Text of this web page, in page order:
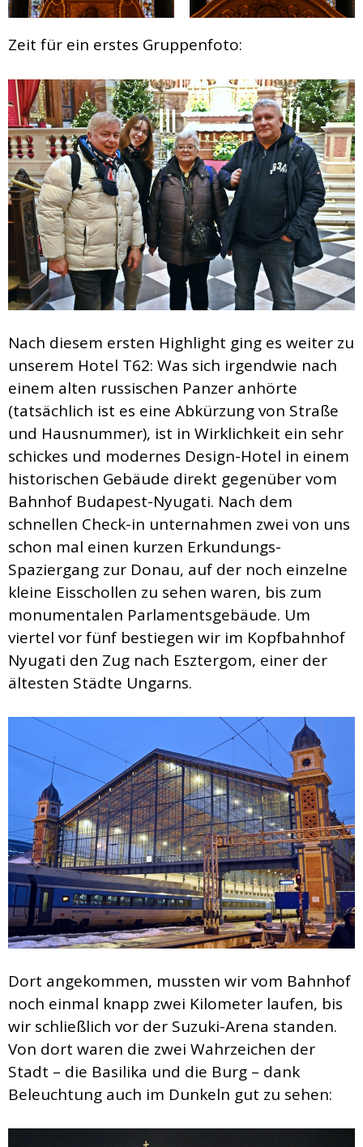
Zeit für ein erstes Gruppenfoto:
Nach diesem ersten Highlight ging es weiter zu
unserem Hotel T62: Was sich irgendwie nach
einem alten russischen Panzer anhörte
(tatsächlich ist es eine Abkürzung von Straße
und Hausnummer), ist in Wirklichkeit ein sehr
schickes und modernes Design-Hotel in einem
historischen Gebäude direkt gegenüber vom
Bahnhof Budapest-Nyugati. Nach dem
schnellen Check-in unternahmen zwei von uns
schon mal einen kurzen Erkundungs-
Spaziergang zur Donau, auf der noch einzelne
kleine Eisschollen zu sehen waren, bis zum
monumentalen Parlamentsgebäude. Um
viertel vor fünf bestiegen wir im Kopfbahnhof
Nyugati den Zug nach Esztergom, einer der
ältesten Städte Ungarns.
Dort angekommen, mussten wir vom Bahnhof
noch einmal knapp zwei Kilometer laufen, bis
wir schließlich vor der Suzuki-Arena standen.
Von dort waren die zwei Wahrzeichen der
Stadt – die Basilika und die Burg – dank
Beleuchtung auch im Dunkeln gut zu sehen: